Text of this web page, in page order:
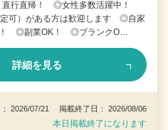
行直帰！ ◎女性多数活躍中！
可）がある方は歓迎します ◎自家
！ ◎副業OK！ ◎ブランクO…
詳細を見る
： 2026/07/21 掲載終了日： 2026/08/06
本日掲載終了になります